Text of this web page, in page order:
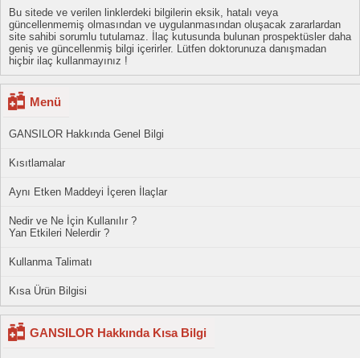
Bu sitede ve verilen linklerdeki bilgilerin eksik, hatalı veya
güncellenmemiş olmasından ve uygulanmasından oluşacak zararlardan
site sahibi sorumlu tutulamaz. İlaç kutusunda bulunan prospektüsler daha
geniş ve güncellenmiş bilgi içerirler. Lütfen doktorunuza danışmadan
hiçbir ilaç kullanmayınız !
Menü
GANSILOR Hakkında Genel Bilgi
Kısıtlamalar
Aynı Etken Maddeyi İçeren İlaçlar
Nedir ve Ne İçin Kullanılır ?
Yan Etkileri Nelerdir ?
Kullanma Talimatı
Kısa Ürün Bilgisi
GANSILOR Hakkında Kısa Bilgi